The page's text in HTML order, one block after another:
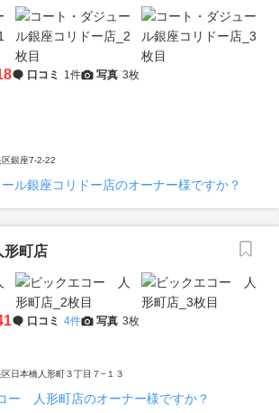
口コミ 1件 写真 3枚
銀座7-2-22
ル銀座コリドー店のオーナー様ですか？
町店
口コミ 4件 写真 3枚
日本橋人形町３丁目７−１３
ー 人形町店のオーナー様ですか？